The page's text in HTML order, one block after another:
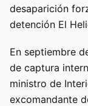
desaparición
detención El
En septiembre
de captura
ministro de
excomandante